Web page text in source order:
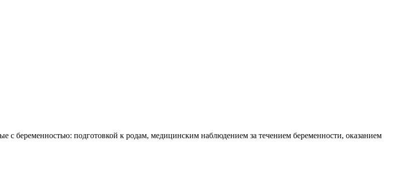
с беременностью: подготовкой к родам, медицинским наблюдением за течением беременности, оказанием